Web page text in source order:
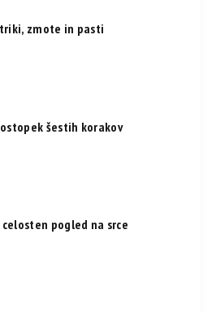
triki, zmote in pasti
šestih korakov
pogled na srce